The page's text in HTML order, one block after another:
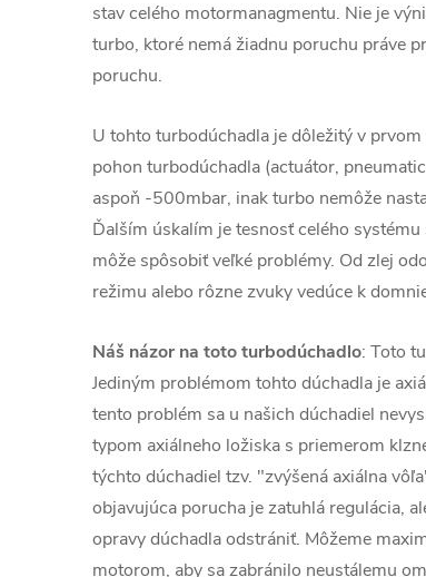
stav celého motormanagmentu. Nie je
turbo, ktoré nemá žiadnu poruchu práve
poruchu.
U tohto turbodúchadla je dôležitý v
pohon turbodúchadla (actuátor,
aspoň -500mbar, inak turbo nemôže
Ďalším úskalím je tesnosť celého
môže spôsobiť veľké problémy. Od zlej
režimu alebo rôzne zvuky vedúce k
Náš názor na toto turbodúchadlo: Toto
Jediným problémom tohto dúchadla je
tento problém sa u našich dúchadiel
typom axiálneho ložiska s priemerom
týchto dúchadiel tzv. "zvýšená axiálna
objavujúca porucha je zatuhlá regulácia,
opravy dúchadla odstrániť. Môžeme
motorom, aby sa zabránilo neustálemu